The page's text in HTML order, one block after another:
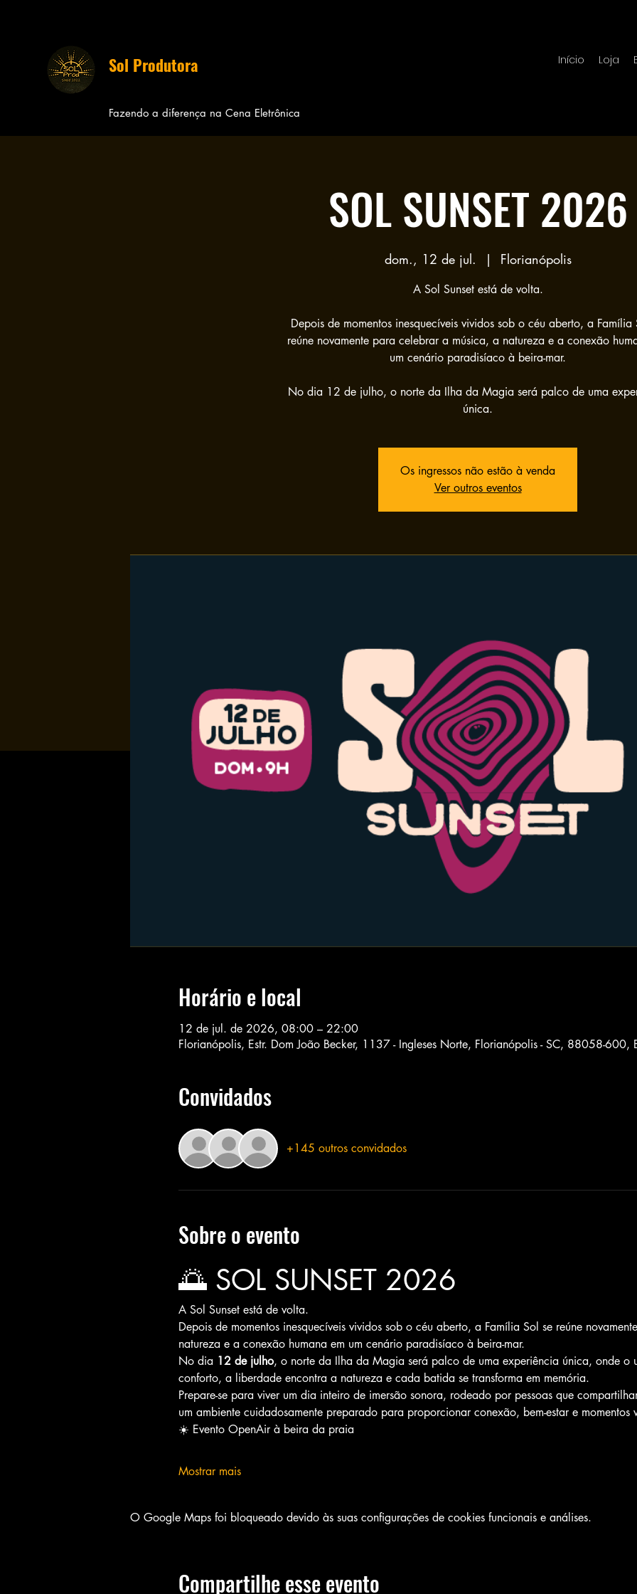
Sol Produtora
Fazendo a diferença na Cena Eletrônica
Início Loja
SOL SUNSET 2026
dom., 12 de jul.
  |
Florianópolis
A Sol Sunset está de volta.
Depois de momentos inesquecíveis vividos sob o céu aberto, a Família
reúne novamente para celebrar a música, a natureza e a conexão
um cenário paradisíaco à beira-mar.
No dia 12 de julho, o norte da Ilha da Magia será palco de uma
única.
Os ingressos não estão à venda
Ver outros eventos
Horário e local
12 de jul. de 2026, 08:00 – 22:00
Florianópolis, Estr. Dom João Becker, 1137 - Ingleses Norte, Florianópolis - SC, 88058-600,
Convidados
+145 outros convidados
Sobre o evento
🌅 SOL SUNSET 2026
A Sol Sunset está de volta.
Depois de momentos inesquecíveis vividos sob o céu aberto, a Família Sol se reúne
natureza e a conexão humana em um cenário paradisíaco à beira-mar.
No dia 12 de julho, o norte da Ilha da Magia será palco de uma experiência única, onde o
conforto, a liberdade encontra a natureza e cada batida se transforma em memória.
Prepare-se para viver um dia inteiro de imersão sonora, rodeado por pessoas que
um ambiente cuidadosamente preparado para proporcionar conexão, bem-estar e momentos
☀️ Evento OpenAir à beira da praia
Mostrar mais
O Google Maps foi bloqueado devido às suas configurações de cookies funcionais e análises.
Compartilhe esse evento